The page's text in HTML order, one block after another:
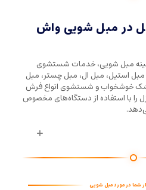
در مبل شویی واش
مبل شویی، خدمات شستشوی
مبل استیل، مبل ال، مبل چستر، مبل
خوشخواب و شستشوی انواع فرش
را با استفاده از دستگاه‌های مخصوص
شما در مورد مبل شویی